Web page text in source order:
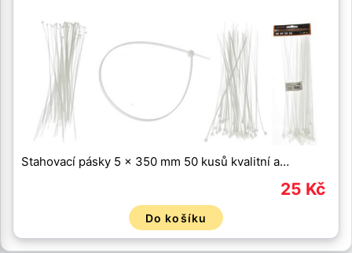
Stahovací pásky 5 x 350 mm 50 kusů kvalitní a…
25 Kč
Do košíku